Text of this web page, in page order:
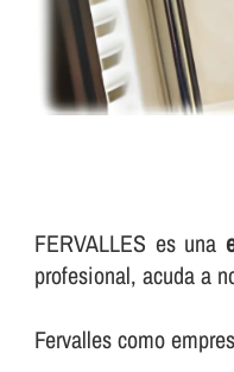
FERVALLES es una
profesional, acuda a
Fervalles como